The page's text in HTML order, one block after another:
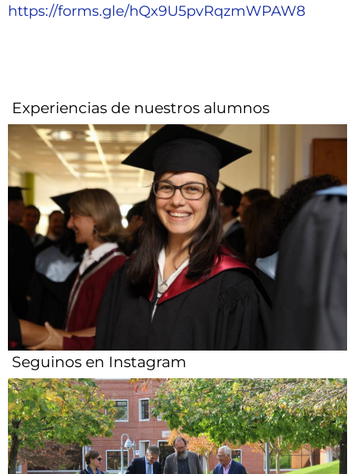
https://forms.gle/hQx9U5pvRqzmWPAW8
Experiencias de nuestros alumnos​
Seguinos en Instagram